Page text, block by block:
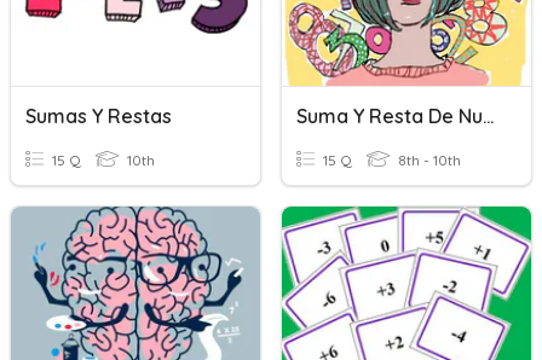
Sumas Y Restas
15 Q 10th
Suma Y Resta De Numeros Naturales
15 Q 8th - 10th